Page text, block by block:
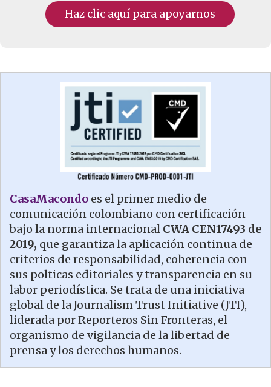
Haz clic aquí para apoyarnos
CasaMacondo es el primer medio de
comunicación colombiano con certificación
bajo la norma internacional CWA CEN17493 de
2019, que garantiza la aplicación continua de
criterios de responsabilidad, coherencia con
sus polticas editoriales y transparencia en su
labor periodística. Se trata de una iniciativa
global de la Journalism Trust Initiative (JTI),
liderada por Reporteros Sin Fronteras, el
organismo de vigilancia de la libertad de
prensa y los derechos humanos.